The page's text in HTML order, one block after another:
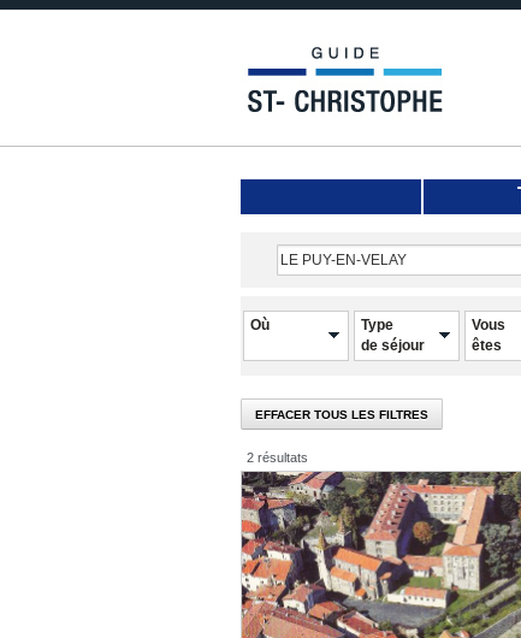
Où
Type
de séjour
Vous
êtes
EFFACER TOUS LES FILTRES
2 résultats